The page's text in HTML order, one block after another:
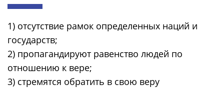
1) отсутствие рамок определенных наций и
государств;
2) пропагандируют равенство людей по
отношению к вере;
3) стремятся обратить в свою веру